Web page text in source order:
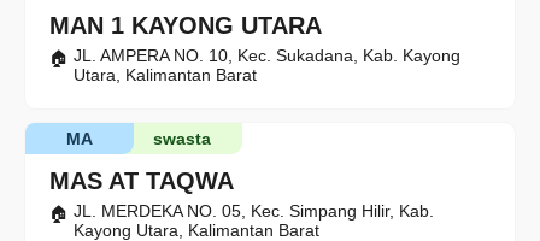
MAN 1 KAYONG UTARA
JL. AMPERA NO. 10, Kec. Sukadana, Kab. Kayong
Utara, Kalimantan Barat
MAS AT TAQWA
swasta
MA
JL. MERDEKA NO. 05, Kec. Simpang Hilir, Kab.
Kayong Utara, Kalimantan Barat